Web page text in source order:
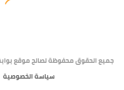
جميع الحقوق محفوظة لصالح موقع بوابة
سياسة الخصوصية